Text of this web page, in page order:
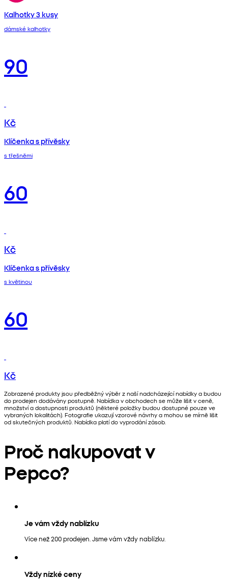
Kalhotky 3 kusy
dámské kalhotky
90
Kč
Klíčenka s přívěsky
s třešněmi
60
Kč
Klíčenka s přívěsky
s květinou
60
Kč
Zobrazené produkty jsou předběžný výběr z naší nadcházející nabídky a budou
do prodejen dodávány postupně. Nabídka v obchodech se může lišit v ceně,
množství a dostupnosti produktů (některé položky budou dostupné pouze ve
vybraných lokalitách). Fotografie ukazují vzorové návrhy a mohou se mírně lišit
od skutečných produktů. Nabídka platí do vyprodání zásob.
Proč nakupovat v
Pepco?
Je vám vždy nablízku
Více než 200 prodejen. Jsme vám vždy nablízku.
Vždy nízké ceny